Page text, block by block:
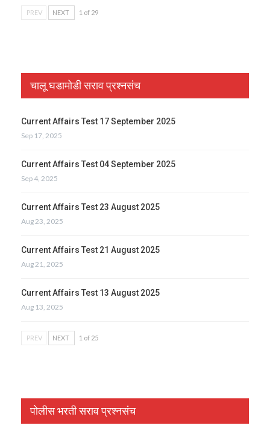
PREV NEXT 1 of 29
चालू घडामोडी सराव प्रश्नसंच
Current Affairs Test 17 September 2025
Sep 17, 2025
Current Affairs Test 04 September 2025
Sep 4, 2025
Current Affairs Test 23 August 2025
Aug 23, 2025
Current Affairs Test 21 August 2025
Aug 21, 2025
Current Affairs Test 13 August 2025
Aug 13, 2025
PREV NEXT 1 of 25
पोलीस भरती सराव प्रश्नसंच